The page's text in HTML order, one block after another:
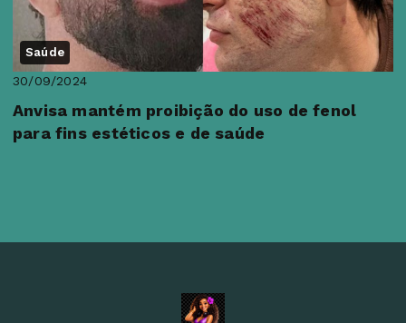
Saúde
30/09/2024
Anvisa mantém proibição do uso de fenol
para fins estéticos e de saúde